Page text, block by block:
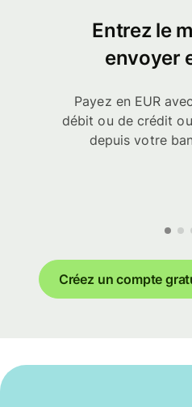
Entrez le
envoyer
Payez en EUR
débit ou de crédit
depuis votre
Créez un compte